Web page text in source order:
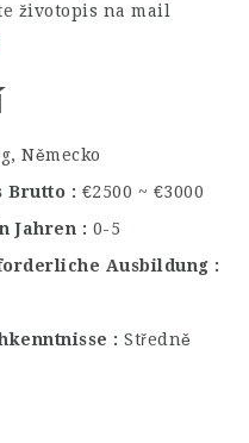
životopis na mail
Německo
Brutto
€2500 ~ €3000
Jahren
0-5
Ausbildung
Středně